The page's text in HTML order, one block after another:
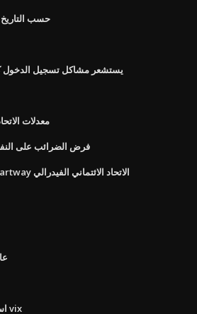
تحويل العملات usd إلى cad حسب التاريخ
يستشعر مشاكل تسجيل الدخول
معدلات
فرض الضرائب على
مؤتمر نزع السلاح معدلات chartway الاتحاد الائتماني الفيدرالي
استراتيجية التداول القائمة على vix